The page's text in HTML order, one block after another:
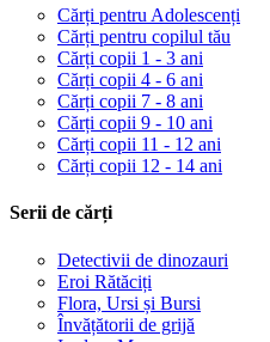
Cărți pentru Adolescenți
Cărți pentru copilul tău
Cărți copii 1 - 3 ani
Cărți copii 4 - 6 ani
Cărți copii 7 - 8 ani
Cărți copii 9 - 10 ani
Cărți copii 11 - 12 ani
Cărți copii 12 - 14 ani
Serii de cărți
Detectivii de dinozauri
Eroi Rătăciți
Flora, Ursi și Bursi
Învățătorii de grijă